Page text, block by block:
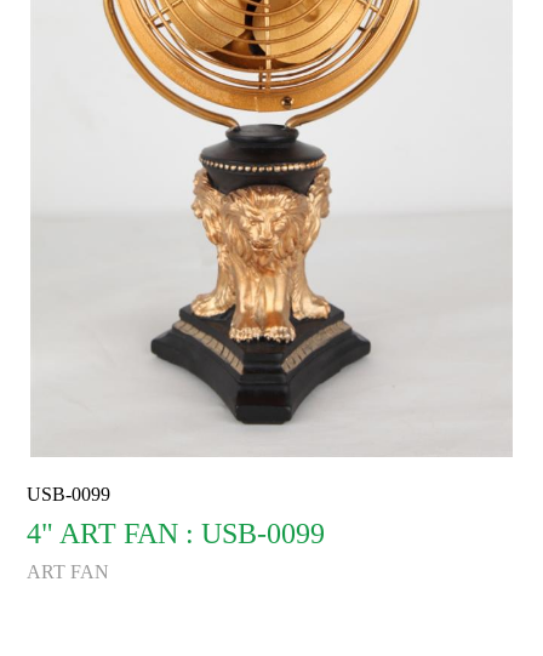
USB-0099
4" ART FAN : USB-0099
ART FAN